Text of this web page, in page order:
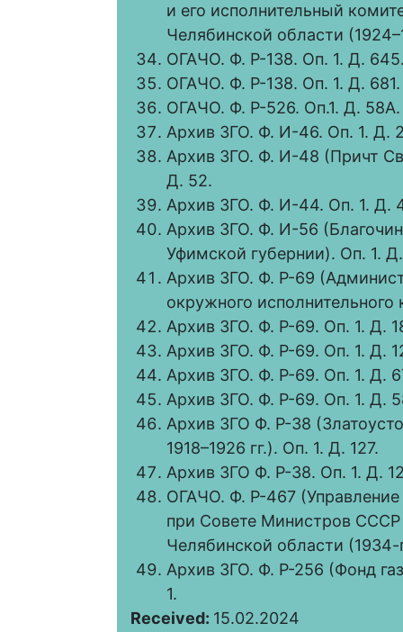
и его исполнительный
Челябинской области
ОГАЧО. Ф. Р-138. Оп. 1. Д.
ОГАЧО. Ф. Р-138. Оп. 1. Д. 681.
ОГАЧО. Ф. Р-526. Оп.1. Д. 58А.
Архив ЗГО. Ф. И-46. Оп. 1. Д.
Архив ЗГО. Ф. И-48 (Причт
Д. 52.
Архив ЗГО. Ф. И-44. Оп. 1. Д.
Архив ЗГО. Ф. И-56
Уфимской губернии). Оп. 1.
Архив ЗГО. Ф. Р-69
окружного
Архив ЗГО. Ф. Р-69. Оп. 1. Д.
Архив ЗГО. Ф. Р-69. Оп. 1. Д.
Архив ЗГО. Ф. Р-69. Оп. 1. Д.
Архив ЗГО. Ф. Р-69. Оп. 1. Д.
Архив ЗГО Ф. Р-38
1918–1926 гг.). Оп. 1. Д. 127.
Архив ЗГО Ф. Р-38. Оп. 1. Д.
ОГАЧО. Ф. Р-467 (Управление
при Совете Министров СССР
Челябинской области
Архив ЗГО. Ф. Р-256 (Фонд
1.
Received: 15.02.2024